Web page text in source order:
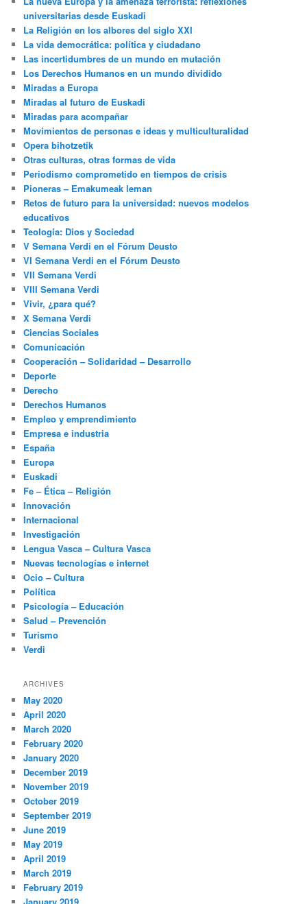
universitarias desde Euskadi
La Religión en los albores del siglo XXI
La vida democrática: política y ciudadano
Las incertidumbres de un mundo en mutación
Los Derechos Humanos en un mundo dividido
Miradas a Europa
Miradas al futuro de Euskadi
Miradas para acompañar
Movimientos de personas e ideas y multiculturalidad
Opera bihotzetik
Otras culturas, otras formas de vida
Periodismo comprometido en tiempos de crisis
Pioneras – Emakumeak leman
Retos de futuro para la universidad: nuevos modelos
educativos
Teología: Dios y Sociedad
V Semana Verdi en el Fórum Deusto
VI Semana Verdi en el Fórum Deusto
VII Semana Verdi
VIII Semana Verdi
Vivir, ¿para qué?
X Semana Verdi
Ciencias Sociales
Comunicación
Cooperación – Solidaridad – Desarrollo
Deporte
Derecho
Derechos Humanos
Empleo y emprendimiento
Empresa e industria
España
Europa
Euskadi
Fe – Ética – Religión
Innovación
Internacional
Investigación
Lengua Vasca – Cultura Vasca
Nuevas tecnologías e internet
Ocio – Cultura
Política
Psicología – Educación
Salud – Prevención
Turismo
Verdi
ARCHIVES
May 2020
April 2020
March 2020
February 2020
January 2020
December 2019
November 2019
October 2019
September 2019
June 2019
May 2019
April 2019
March 2019
February 2019